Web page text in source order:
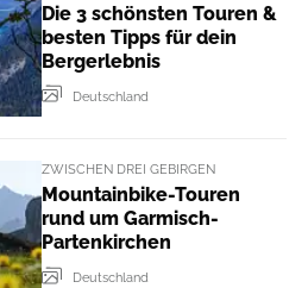
Die 3 schönsten Touren &
besten Tipps für dein
Bergerlebnis
Deutschland
ZWISCHEN DREI GEBIRGEN
Mountainbike-Touren
rund um Garmisch-
Partenkirchen
Deutschland